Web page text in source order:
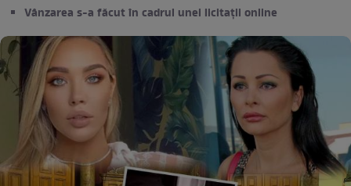
Vânzarea s-a făcut în cadrul unei licitații online